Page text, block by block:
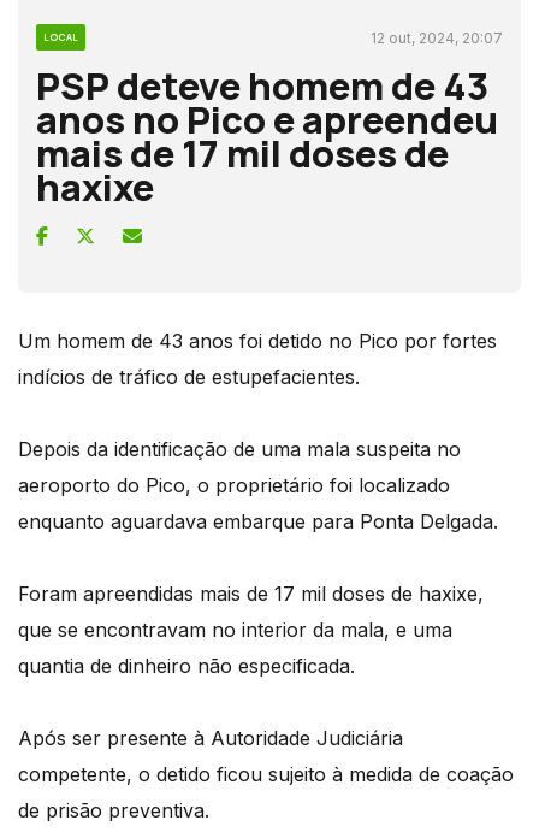
LOCAL 12 out, 2024, 20:07
PSP deteve homem de 43
anos no Pico e apreendeu
mais de 17 mil doses de
haxixe
Um homem de 43 anos foi detido no Pico por fortes
indícios de tráfico de estupefacientes.
Depois da identificação de uma mala suspeita no
aeroporto do Pico, o proprietário foi localizado
enquanto aguardava embarque para Ponta Delgada.
Foram apreendidas mais de 17 mil doses de haxixe,
que se encontravam no interior da mala, e uma
quantia de dinheiro não especificada.
Após ser presente à Autoridade Judiciária
competente, o detido ficou sujeito à medida de coação
de prisão preventiva.